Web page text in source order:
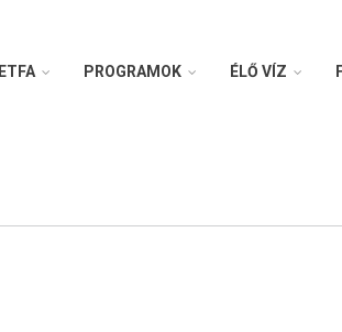
PROGRAMOK ÉLŐ VÍZ